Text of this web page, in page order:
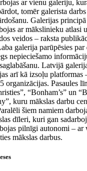
ar vienu galeriju,
tomēr galerista
Galerijas
ar mākslinieku atlasi
veidos – raksta
galerija parūpēsies
nepieciešamo
Latvijā
arī kā izsoļu platformas
organizācijas. Pasaules
“Bonham’s” un
kuru mākslas darbu
šiem namiem
dīleri, kuri gan
pilnīgi autonomi – ar
mākslas darbus.